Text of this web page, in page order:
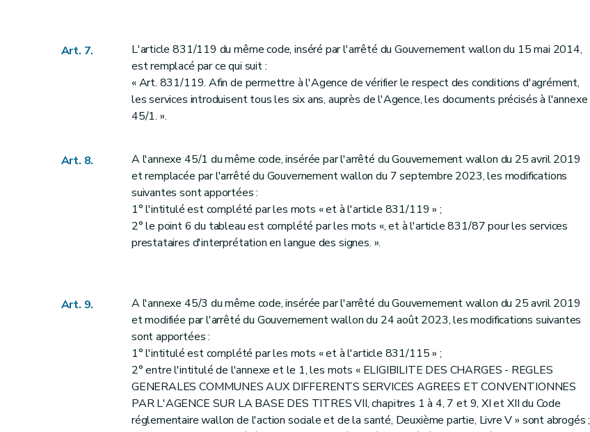
Art. 7.
L'article 831/119 du même code, inséré par l'arrêté du Gouvernement wallon du 15 mai 2014,
est remplacé par ce qui suit :
« Art. 831/119. Afin de permettre à l'Agence de vérifier le respect des conditions d'agrément,
les services introduisent tous les six ans, auprès de l'Agence, les documents précisés à l'annexe
45/1. ».
Art. 8.
A l'annexe 45/1 du même code, insérée par l'arrêté du Gouvernement wallon du 25 avril 2019
et remplacée par l'arrêté du Gouvernement wallon du 7 septembre 2023, les modifications
suivantes sont apportées :
1° l'intitulé est complété par les mots « et à l'article 831/119 » ;
2° le point 6 du tableau est complété par les mots «, et à l'article 831/87 pour les services
prestataires d'interprétation en langue des signes. ».
Art. 9.
A l'annexe 45/3 du même code, insérée par l'arrêté du Gouvernement wallon du 25 avril 2019
et modifiée par l'arrêté du Gouvernement wallon du 24 août 2023, les modifications suivantes
sont apportées :
1° l'intitulé est complété par les mots « et à l'article 831/115 » ;
2° entre l'intitulé de l'annexe et le 1, les mots « ELIGIBILITE DES CHARGES - REGLES
GENERALES COMMUNES AUX DIFFERENTS SERVICES AGREES ET CONVENTIONNES
PAR L'AGENCE SUR LA BASE DES TITRES VII, chapitres 1 à 4, 7 et 9, XI et XII du Code
réglementaire wallon de l'action sociale et de la santé, Deuxième partie, Livre V » sont abrogés ;